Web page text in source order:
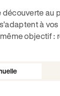
découverte au
à vos
objectif :